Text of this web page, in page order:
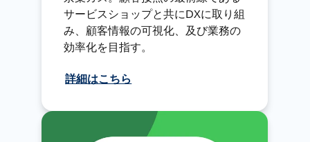
サービスショップと共にDXに取り組
み、顧客情報の可視化、及び業務の
効率化を目指す。
詳細はこちら